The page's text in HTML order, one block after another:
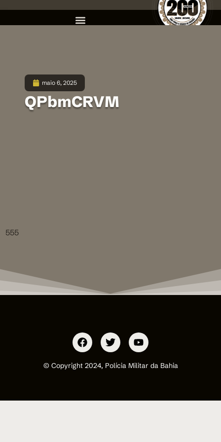
maio 6, 2025
QPbmCRVM
555
© Copyright 2024, Polícia Militar da Bahia